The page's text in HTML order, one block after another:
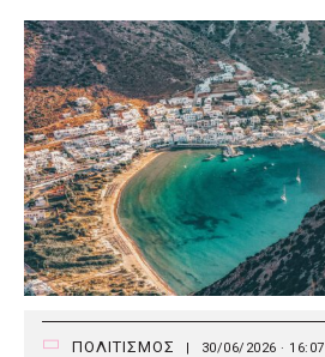
ΠΟΛΙΤΙΣΜΟΣ | 30/06/2026 · 16:07